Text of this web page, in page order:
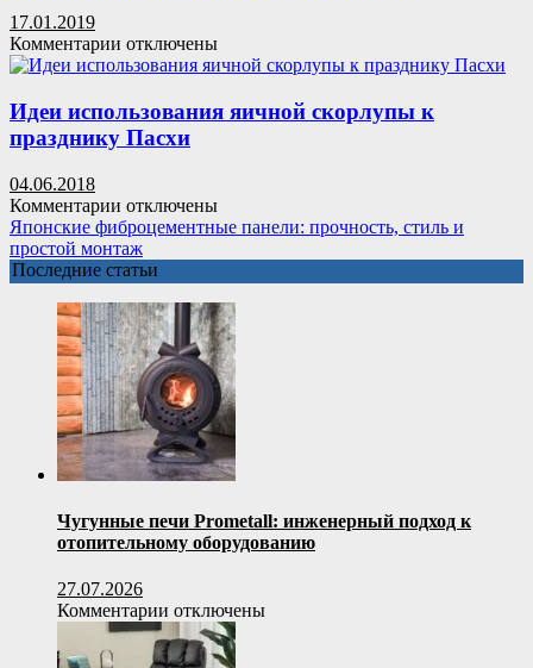
детали
конструкции
этапы
сборки
17.01.2019
Комментарии к
записи
украсить
дом
своими
фото,
вдохновляющие
идеи
и
мастер-
классы
отключены
Идеи использования яичной скорлупы к
празднику Пасхи
04.06.2018
Комментарии к
записи
Идеи
использования
яичной
скорлупы
к
празднику
Пасхи
отключены
Японские фиброцементные панели: прочность, стиль и
простой монтаж
Последние статьи
Чугунные печи Prometall: инженерный подход к
отопительному оборудованию
27.07.2026
Комментарии к
записи
Чугунные
отключены